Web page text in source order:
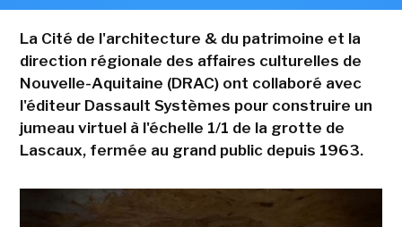
La Cité de l'architecture & du patrimoine et la
direction régionale des affaires culturelles de
Nouvelle-Aquitaine (DRAC) ont collaboré avec
l'éditeur Dassault Systèmes pour construire un
jumeau virtuel à l'échelle 1/1 de la grotte de
Lascaux, fermée au grand public depuis 1963.